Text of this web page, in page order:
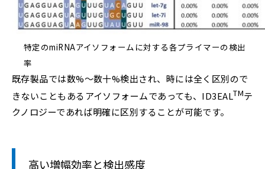
特定のmiRNAアイソフォームに対する各プライマーの検出
率
既存製品では数%～数十%検出され、時には全く区別ので
きないこともあるアイソフォームであっても、ID3EALTMテ
クノロジーであれば明確に区別することが可能です。
高い増幅効率と検出感度